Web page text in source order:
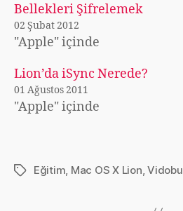
Bellekleri Şifrelemek
02 Şubat 2012
"Apple" içinde
Lion’da iSync Nerede?
01 Ağustos 2011
"Apple" içinde
Etiketler
Eğitim Mac OS X Lion ,Vidobu